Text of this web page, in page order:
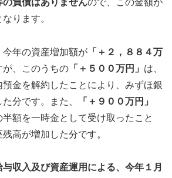
なります。
年の資産増加額が 「＋２，８８４万
が、このうちの 「＋５００万円」 は、
預金を解約したことにより、みずほ銀
分です。また、
「＋９００万円」
額を一時金として受け取ったこと
高が増加した分です。
与収入及び資産運用による、今年１月